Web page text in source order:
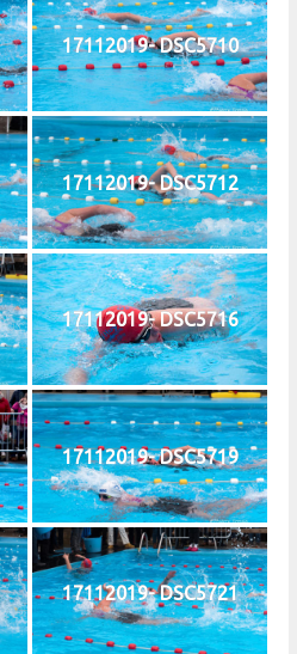
17112019- DSC5710
17112019- DSC5712
17112019- DSC5716
17112019- DSC5719
17112019- DSC5721